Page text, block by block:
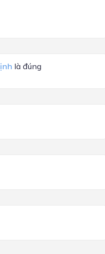
là đúng